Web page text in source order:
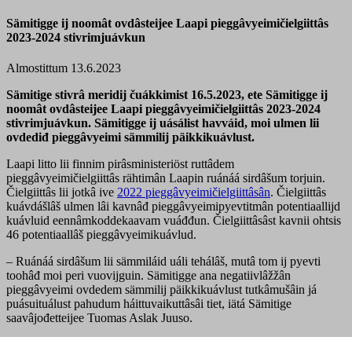
Sämitigge ij noomât ovdâsteijee Laapi pieggâvyeimičielgiittâs
2023-2024 stivrimjuávkun
Almostittum 13.6.2023
Sämitige stivrâ meridij čuákkimist 16.5.2023, ete Sämitigge ij
noomât ovdâsteijee Laapi pieggâvyeimičielgiittâs 2023-2024
stivrimjuávkun. Sämitigge ij uásálist havváid, moi ulmen lii
ovdediđ pieggâvyeimi sämmilij päikkikuávlust.
Laapi litto lii finnim pirâsministeriöst ruttâdem
pieggâvyeimičielgiittâs rähtimân Laapin ruánáá sirdâšum torjuin.
Čielgiittâs lii jotkâ ive 2022 pieggâvyeimičielgiittâsân. Čielgiittâs
kuávdášlâš ulmen lâi kavnâđ pieggâvyeimipyevtitmân potentiaallijd
kuávluid eennâmkoddekaavam vuáđđun. Čielgiittâsâst kavnii ohtsis
46 potentiaallâš pieggâvyeimikuávlud.
– Ruánáá sirdâšum lii sämmiláid uáli tehálâš, mutâ tom ij pyevti
toohâđ moi peri vuovijguin. Sämitigge ana negatiivlâžžân
pieggâvyeimi ovdedem sämmilij päikkikuávlust tutkâmušâin já
puásuituálust pahudum háittuvaikuttâsâi tiet, iätá Sämitige
saavâjođetteijee Tuomas Aslak Juuso.